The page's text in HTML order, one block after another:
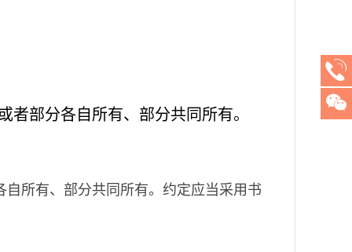
部分各自所有、部分共同所有。
所有、部分共同所有。约定应当采用书